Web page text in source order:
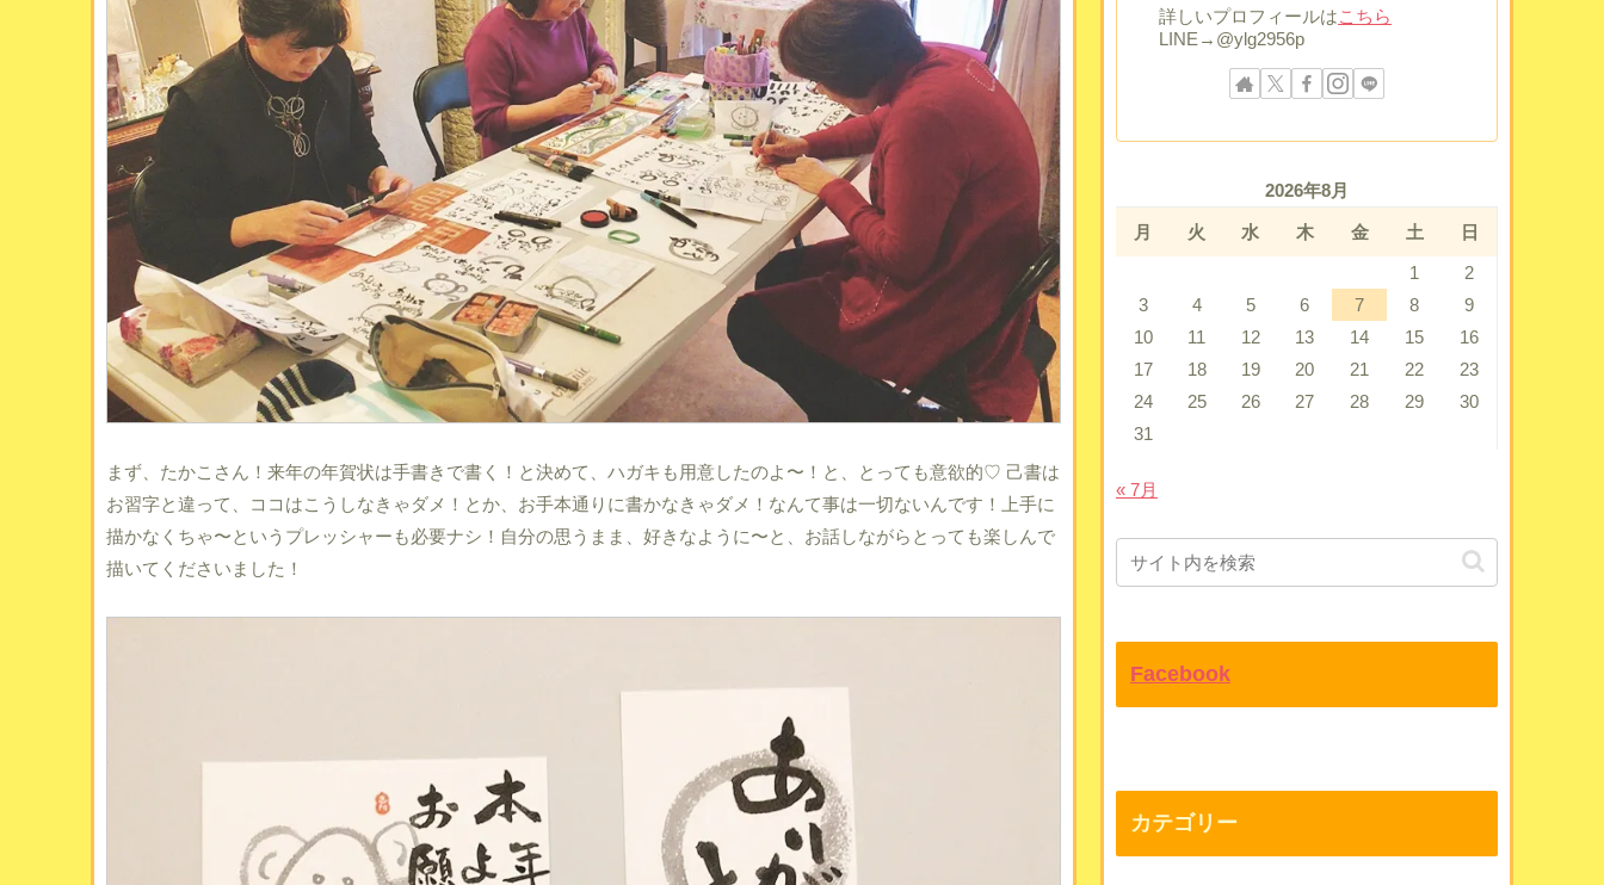
まず、たかこさん！来年の年賀状は手書きで書く！と決めて、ハガキも用意したのよ〜！と、とっても意欲的♡ 己書は
お習字と違って、ココはこうしなきゃダメ！とか、お手本通りに書かなきゃダメ！なんて事は一切ないんです！上手に
描かなくちゃ〜というプレッシャーも必要ナシ！自分の思うまま、好きなように〜と、お話しながらとっても楽しんで
描いてくださいました！
詳しいプロフィールはこちら
LINE→@ylg2956p
2026年8月
月 火 水 木 金 土
日
1
2
3
4 5 6 7 8
9
10
11 12 13 14 15
16
17
18 19 20 21 22
23
24
25 26 27 28 29
30
31
« 7月
Facebook
カテゴリー